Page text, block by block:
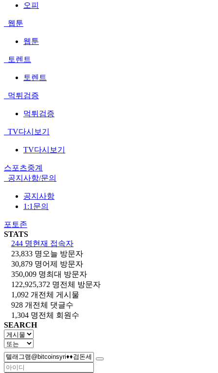
오피
웹툰
웹툰
토렌트
토렌트
먹튀검증
먹튀검증
TV다시보기
TV다시보기
스포츠중계
공지사항/문의
공지사항
1:1문의
포토존
STATS
244 명현재 접속자
23,833 명 오늘 방문자
30,879 명어제 방문자
350,009 명최대 방문자
122,925,372 명전체 방문자
1,092 개 전체 게시물
928 개 전체 댓글수
1,304 명전체 회원수
SEARCH